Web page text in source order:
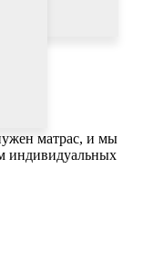
матрас, и мы
индивидуальных